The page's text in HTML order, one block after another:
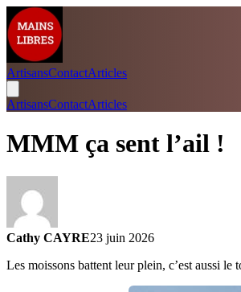
ArtisansContactArticles
ArtisansContactArticles
MMM ça sent l’ail !
Cathy CAYRE23 juin 2026
Les moissons battent leur plein, c’est aussi